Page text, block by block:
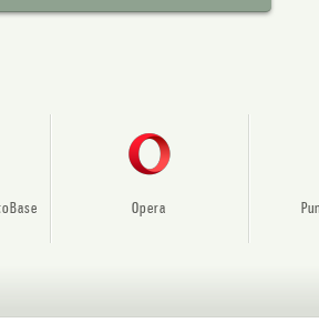
Opera